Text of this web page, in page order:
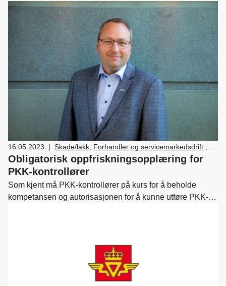
rundt prøvekjøring av utenlandske biler. : "Om det kommer
en utenlandsk-registrert bil til verkstedet vårt, kan
mekaniker prøvekjøre denne da? Dette er jo ikke lov for
privatpersoner, men finnes det unntak for verksteder og
deres ansatte mekanikere/teknikere?"
16.05.2023 | Skade/lakk Forhandler og servicemarkedsdrift
Verksted, vedlikehold og reparasjon av bil
Obligatorisk oppfriskningsopplæring for
PKK-kontrollører
Som kjent må PKK-kontrollører på kurs for å beholde
kompetansen og autorisasjonen for å kunne utføre PKK-
Forskriften ble innført etappevis med en overgangsordning
på tre år. Dette vil si at de første kontrollørene som trenger
oppfriskningsopplæring allerede nå må få på plass dette.